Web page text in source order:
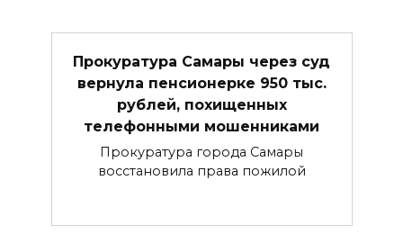
Прокуратура Самары через суд
вернула пенсионерке 950 тыс.
рублей, похищенных
телефонными мошенниками
Прокуратура города Самары
восстановила права пожилой